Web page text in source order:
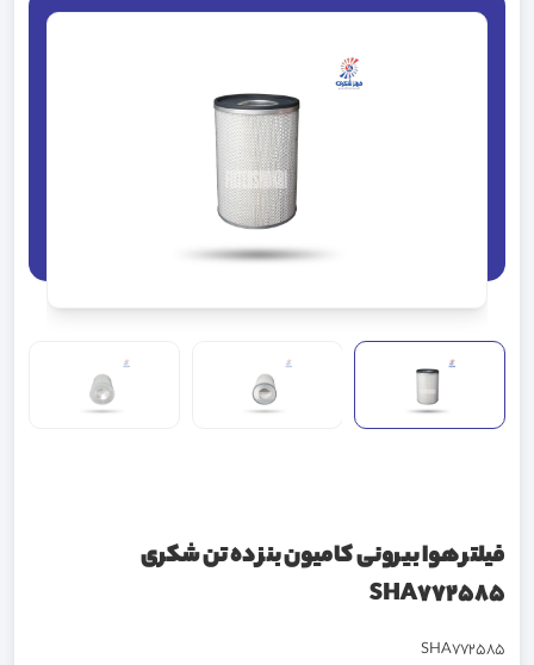
فیلتر هوا بیرونی کامیون بنز ده تن شکری
SHA772585
SHA772585